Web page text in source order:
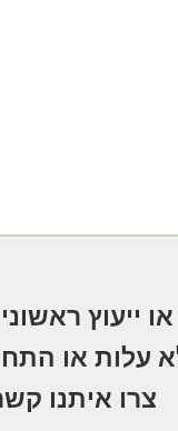
ייעוץ
עלות או
צרו איתנו